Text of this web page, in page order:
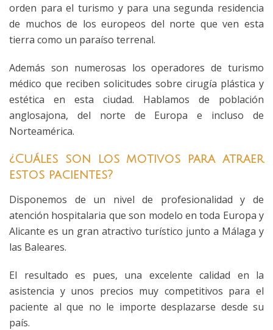
orden para el turismo y para una segunda residencia
de muchos de los europeos del norte que ven esta
tierra como un paraíso terrenal.
Además son numerosas los operadores de turismo
médico que reciben solicitudes sobre cirugía plástica y
estética en esta ciudad. Hablamos de población
anglosajona, del norte de Europa e incluso de
Norteamérica.
¿Cuáles son los motivos para atraer
estos pacientes?
Disponemos de un nivel de profesionalidad y de
atención hospitalaria que son modelo en toda Europa y
Alicante es un gran atractivo turístico junto a Málaga y
las Baleares.
El resultado es pues, una excelente calidad en la
asistencia y unos precios muy competitivos para el
paciente al que no le importe desplazarse desde su
país.